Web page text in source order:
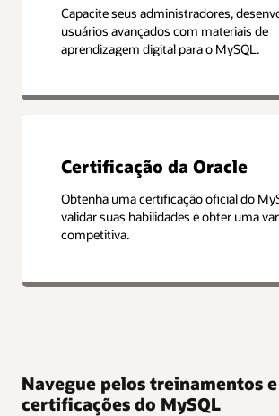
Capacite seus administradores,
usuários avançados com materiais de
aprendizagem digital para o MySQL.
Certificação da Oracle
Obtenha uma certificação oficial do
validar suas habilidades e obter uma
competitiva.
Navegue pelos treinamentos e
certificações do MySQL